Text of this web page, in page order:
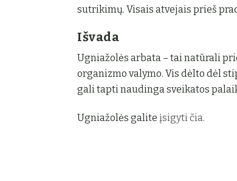
sutrikimų. Visais atvejais prieš
Išvada
Ugniažolės arbata – tai natūrali
organizmo valymo. Vis dėlto dėl
gali tapti naudinga sveikatos
Ugniažolės galite įsigyti čia.